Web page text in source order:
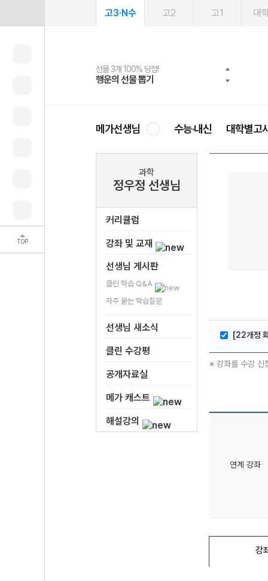
TOP
고3·N수 고2 고1 대
선물 3개 100% 당첨!
행운의 선물 뽑기
선물 100% 증정!
메가스터디 X 올리브
여름방학 스터디 캐시백
메가런 썸머스쿨
2027 러셀 단과
강사 공개선발
스마트러닝앱
설문 EVENT
메가패스
3일 무료 체험권
메가패스 수강생 무료혜택!
메가클럽 멤버십
사회공헌 캠페인
희망이룸 메가나눔
메가선생님 수능·내신 대학별고
과학
정우정 선생님
커리큘럼
강좌 및 교재
선생님 게시판
클린 학습 Q&A
자주 묻는 학습질문
선생님 새소식
클린 수강평
공개자료실
메가 캐스트
해설강의
[22개정
※ 강좌를 수강 신
연계 강좌
강